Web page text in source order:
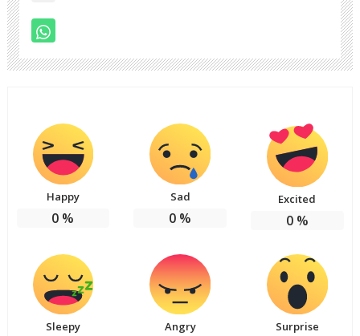
Happy
0 %
Sad
0 %
Excited
0%
Sleepy Angry Surprise